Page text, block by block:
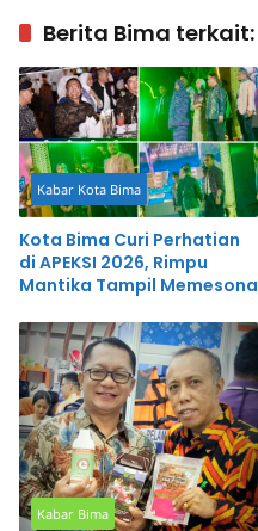
Berita Bima terkait:
Kabar Kota Bima
Kota Bima Curi Perhatian
di APEKSI 2026, Rimpu
Mantika Tampil Memesona
Kabar Bima